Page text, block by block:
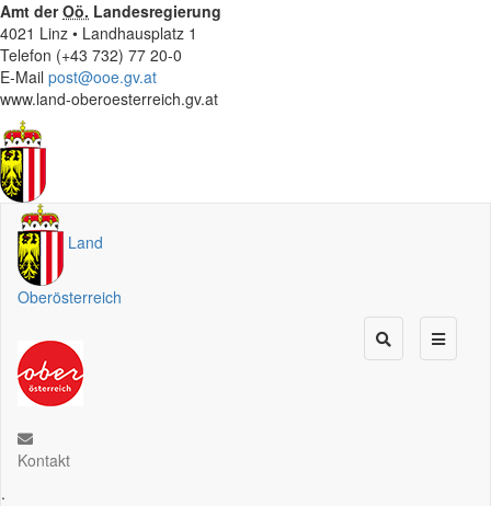
Amt derOö. Landesregierung
4021 Linz • Landhausplatz 1
Telefon (+43 732) 77 20-0
E-Mail post@ooe.gv.at
www.land-oberoesterreich.gv.at
Land
Oberösterreich
Kontakt
.